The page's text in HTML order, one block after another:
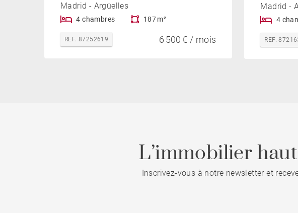
Madrid - Argüelles
4 chambres 187 m²
REF. 87252619 6 500 € / mois
Madrid -
4
REF.
L’immobilier
Inscrivez-vous à notre newsletter et